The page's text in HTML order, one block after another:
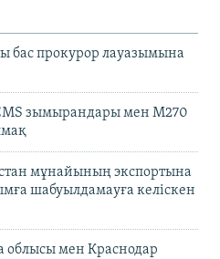
бас прокурор лауазымына
зымырандары мен M270
мұнайының экспортына
шабуылдамауға келіскен
облысы мен Краснодар